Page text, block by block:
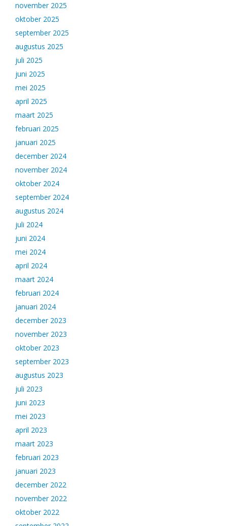
november 2025
oktober 2025
september 2025
augustus 2025
juli 2025
juni 2025
mei 2025
april 2025
maart 2025
februari 2025
januari 2025
december 2024
november 2024
oktober 2024
september 2024
augustus 2024
juli 2024
juni 2024
mei 2024
april 2024
maart 2024
februari 2024
januari 2024
december 2023
november 2023
oktober 2023
september 2023
augustus 2023
juli 2023
juni 2023
mei 2023
april 2023
maart 2023
februari 2023
januari 2023
december 2022
november 2022
oktober 2022